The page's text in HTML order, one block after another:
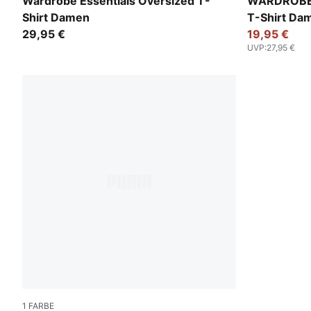
Shirt Damen
29,95 €
T-Shirt
19,95 €
UVP:27,95 €
1 FARBE